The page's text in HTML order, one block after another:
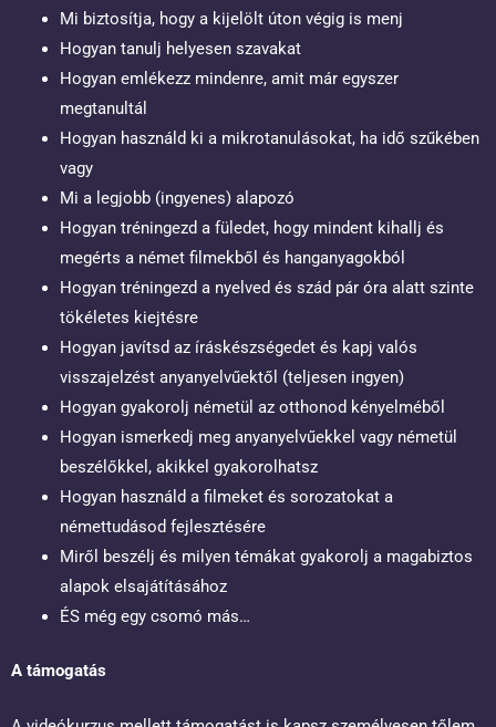
Mi biztosítja, hogy a kijelölt úton végig is menj
Hogyan tanulj helyesen szavakat
Hogyan emlékezz mindenre, amit már egyszer
megtanultál
Hogyan használd ki a mikrotanulásokat, ha idő szűkében
vagy
Mi a legjobb (ingyenes) alapozó
Hogyan tréningezd a füledet, hogy mindent kihallj és
megérts a német filmekből és hanganyagokból
Hogyan tréningezd a nyelved és szád pár óra alatt szinte
tökéletes kiejtésre
Hogyan javítsd az íráskészségedet és kapj valós
visszajelzést anyanyelvűektől (teljesen ingyen)
Hogyan gyakorolj németül az otthonod kényelméből
Hogyan ismerkedj meg anyanyelvűekkel vagy németül
beszélőkkel, akikkel gyakorolhatsz
Hogyan használd a filmeket és sorozatokat a
némettudásod fejlesztésére
Miről beszélj és milyen témákat gyakorolj a magabiztos
alapok elsajátításához
ÉS még egy csomó más…
A támogatás